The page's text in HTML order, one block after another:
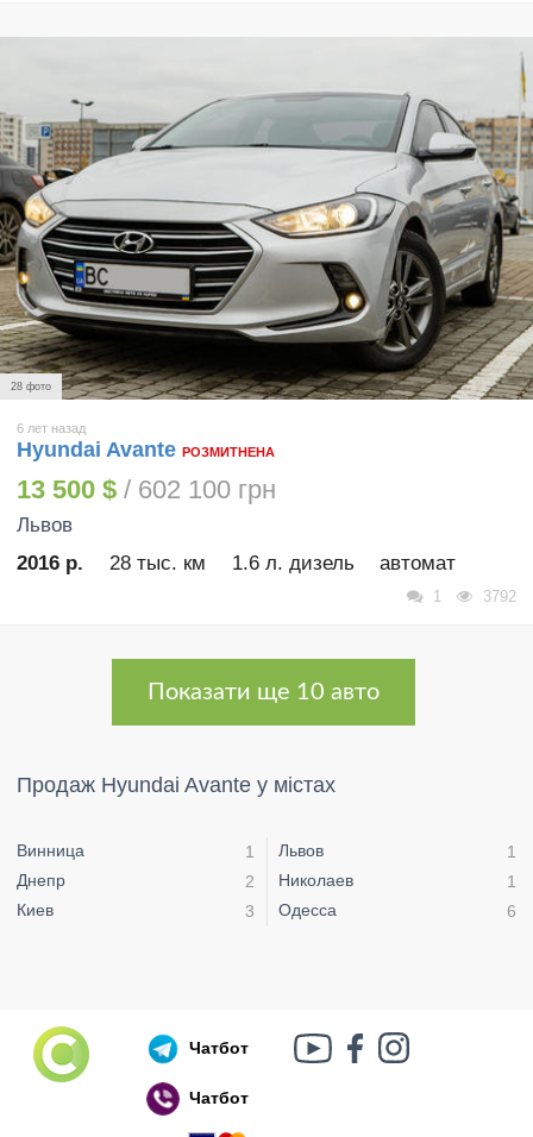
Російський воєнний корабель, іди нах..й!
28 фото
6 лет назад
Hyundai Avante РОЗМИТНЕНА
13 500 $ / 602 100 грн
Львов
2016 р.
28 тыс. км 1.6 л. дизель автомат
1 3792
Показати ще 10 авто
Продаж Hyundai Avante у містах
Винница
1
Днепр
2
Киев
3
Львов
1
Николаев
1
Одесса
6
Чатбот
Чатбот